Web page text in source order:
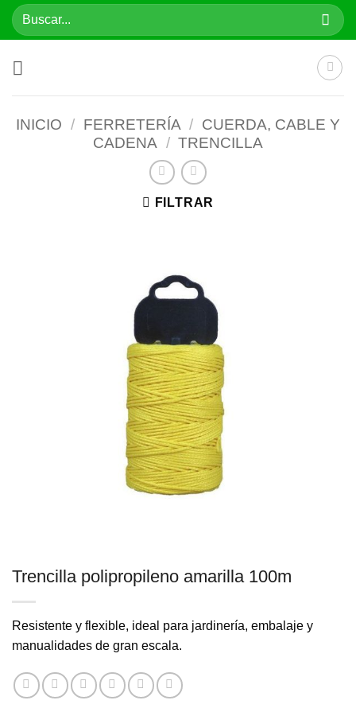
SaltarBuscar
por:
INICIO / FERRETERÍA / CUERDA, CABLE Y
CADENA / TRENCILLA
FILTRAR
Trencilla polipropileno amarilla 100m
Resistente y flexible, ideal para jardinería, embalaje y
manualidades de gran escala.